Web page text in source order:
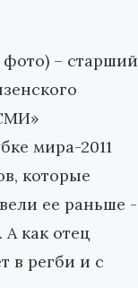
фото) – старший
мира-2011
которые
ее раньше -
как отец
в регби и с